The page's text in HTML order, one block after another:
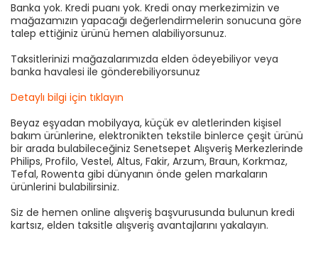
Banka yok. Kredi puanı yok. Kredi onay merkezimizin ve
mağazamızın yapacağı değerlendirmelerin sonucuna göre
talep ettiğiniz ürünü hemen alabiliyorsunuz.
Taksitlerinizi mağazalarımızda elden ödeyebiliyor veya
banka havalesi ile gönderebiliyorsunuz
Detaylı bilgi için tıklayın
Beyaz eşyadan mobilyaya, küçük ev aletlerinden kişisel
bakım ürünlerine, elektronikten tekstile binlerce çeşit ürünü
bir arada bulabileceğiniz Senetsepet Alışveriş Merkezlerinde
Philips, Profilo, Vestel, Altus, Fakir, Arzum, Braun, Korkmaz,
Tefal, Rowenta gibi dünyanın önde gelen markaların
ürünlerini bulabilirsiniz.
Siz de hemen online alışveriş başvurusunda bulunun kredi
kartsız, elden taksitle alışveriş avantajlarını yakalayın.